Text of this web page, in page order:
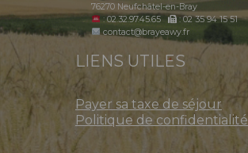
76270 Neufchâtel-en-Bray
: 02.32.97.45.65
: 02 35 94 15 51
contact@brayeawy.fr
LIENS UTILES
Payer sa taxe de séjour
Politique de confidentialité